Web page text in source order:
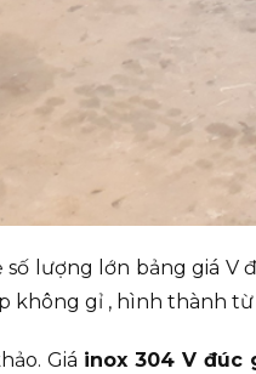
lượng lớn bảng giá V
không gỉ , hình thành
Giá inox 304 V đúc